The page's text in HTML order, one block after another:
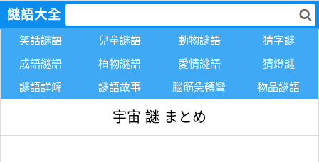
謎語大全
笑話謎語 兒童謎語 動物謎語
猜字謎
成語謎語
植物謎語 愛情謎語
猜燈謎
謎語詳解
謎語故事 腦筋急轉彎 物品謎語
宇宙 謎 まとめ